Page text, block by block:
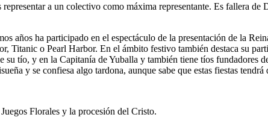
a un colectivo como máxima representante. Es fallera
años ha participado en el espectáculo de la presentación de la
Titanic o Pearl Harbor. En el ámbito festivo también destaca su
su tío, y en la Capitanía de Yuballa y también tiene tíos
y se confiesa algo tardona, aunque sabe que estas fiestas tendrá
Florales y la procesión del Cristo.